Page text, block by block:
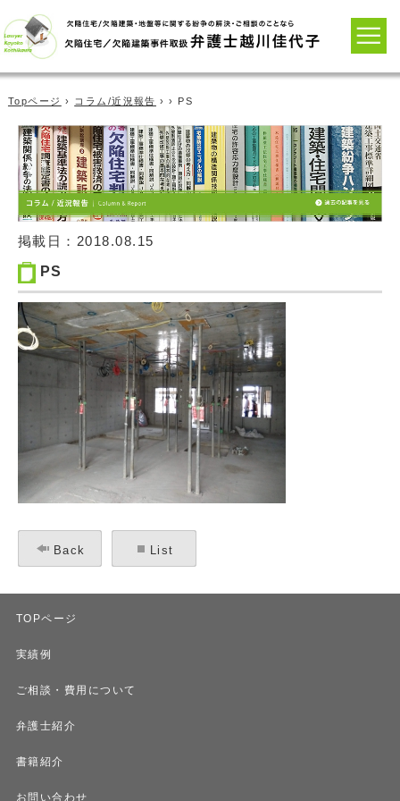
Topページ › コラム/近況報告 › › PS
掲載日： 2018.08.15
PS
Back List
TOPページ
実績例
ご相談・費用について
弁護士紹介
書籍紹介
お問い合わせ